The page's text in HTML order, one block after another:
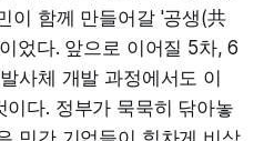
이 함께 만들어갈 '공생(共
었다. 앞으로 이어질 5차, 6
사체 개발 과정에서도 이
다. 정부가 묵묵히 닦아놓